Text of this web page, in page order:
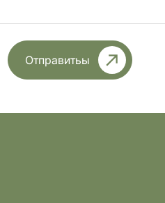
Отправитьы